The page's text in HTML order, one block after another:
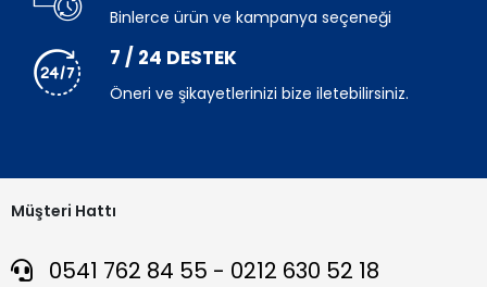
Binlerce ürün ve kampanya seçeneği
7 / 24 DESTEK
Öneri ve şikayetlerinizi bize iletebilirsiniz.
Müşteri Hattı
0541 762 84 55 - 0212 630 52 18